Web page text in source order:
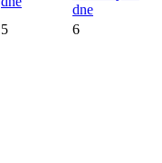
dne
5 6